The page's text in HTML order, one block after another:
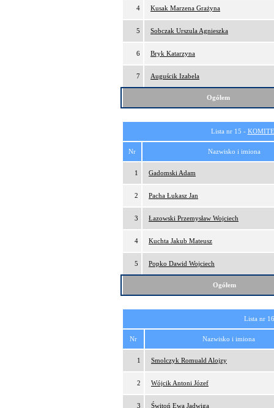
4 Kusak Marzena Grażyna
5 Sobczak Urszula Agnieszka
6 Bryk Katarzyna
7 Auguścik Izabela
Ogółem
Lista nr 15 -
Nr Nazwisko i imiona
1 Gadomski Adam
2 Pacha Łukasz Jan
3 Łazowski Przemysław Wojciech
4 Kuchta Jakub Mateusz
5 Popko Dawid Wojciech
Ogółem
Lista nr
Nr Nazwisko i imiona
1 Smolczyk Romuald Alojzy
2 Wójcik Antoni Józef
3 Świtoń Ewa Jadwiga